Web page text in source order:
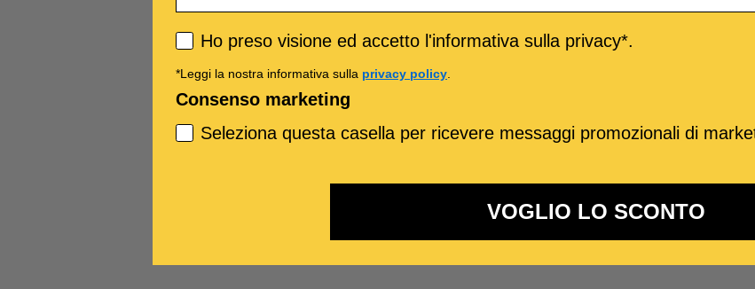
Privacy policy
Ho preso visione ed accetto l'informativa sulla privacy*.
*Leggi la nostra informativa sulla privacy policy.
Consenso marketing
Seleziona questa casella per ricevere messaggi promozionali di
VOGLIO LO SCONTO